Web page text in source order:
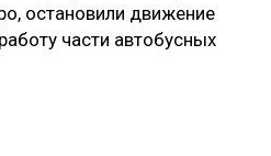
остановили движение
части автобусных